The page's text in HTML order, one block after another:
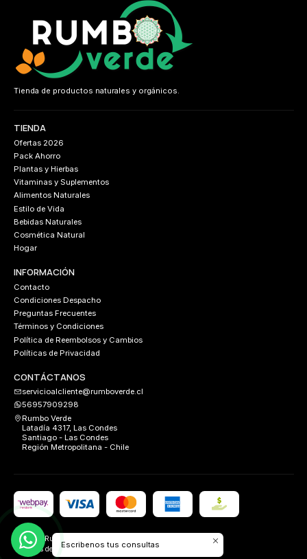
Tienda de productos naturales y orgánicos.
TIENDA
Ofertas 2026
Pack Ahorro
Plantas y Hierbas
Vitaminas y Suplementos
Alimentos Naturales
Estilo de Vida
Bebidas Naturales
Cosmética Natural
Hogar
INFORMACIÓN
Contacto
Condiciones Despacho
Preguntas Frecuentes
Términos y Condiciones
Política de Reembolsos y Cambios
Políticas de Privacidad
CONTÁCTANOS
servicioalcliente@rumboverde.cl
56957909298
Rumbo Verde
Latadía 4317, Las Condes
Santiago - Las Condes
Región Metropolitana - Chile
2026 Rumbo Verde.
Todos los derechos reservados.Desarrollado por
Escribenos tus consultas